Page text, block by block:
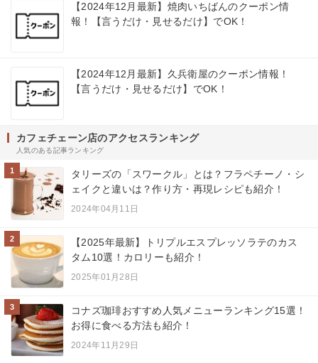
【2024年12月最新】焼肉いちばんのクーポン情
報！【言うだけ・見せるだけ】でOK！
【2024年12月最新】久兵衛屋のクーポン情報！
【言うだけ・見せるだけ】でOK！
カフェチェーン店のアクセスランキング
人気のある記事ランキング
1
タリーズの「スワークル」とは？フラペチーノ・シ
ェイクと違いは？作り方・再現レシピも紹介！
2024年04月11日
2
【2025年最新】トリプルエスプレッソラテのカス
タム10選！カロリーも紹介！
2025年01月28日
3
コナズ珈琲おすすめ人気メニューランキング15選！
お得に食べる方法も紹介！
2024年11月29日